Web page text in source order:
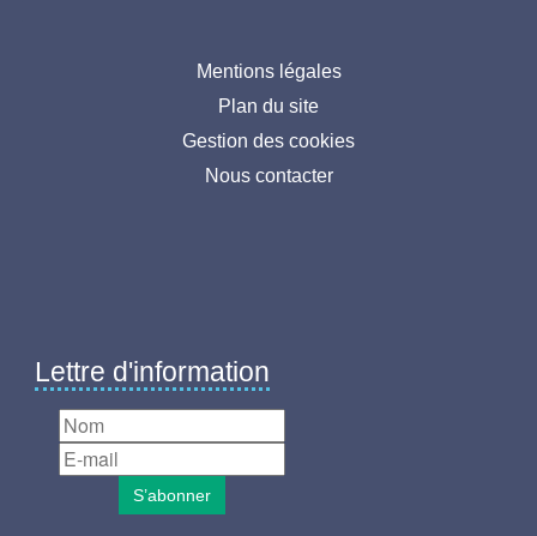
Mentions légales
Plan du site
Gestion des cookies
Nous contacter
Lettre d'information
S’abonner